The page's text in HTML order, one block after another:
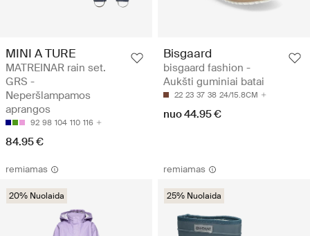
MINI A TURE
MATREINAR rain set.
GRS -
Neperšlampamos
aprangos
92 98 104 110 116
84.95 €
Bisgaard
bisgaard fashion -
Aukšti guminiai batai
22 23 37 38 24/15.8CM
nuo 44.95 €
remiamas
20% Nuolaida
remiamas
25% Nuolaida